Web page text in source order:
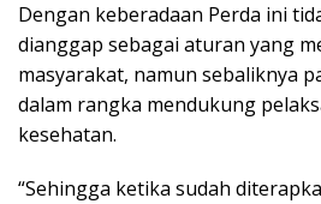
Dengan keberadaan Perda ini
dianggap sebagai aturan yang
masyarakat, namun sebaliknya
dalam rangka mendukung
kesehatan.
“Sehingga ketika sudah